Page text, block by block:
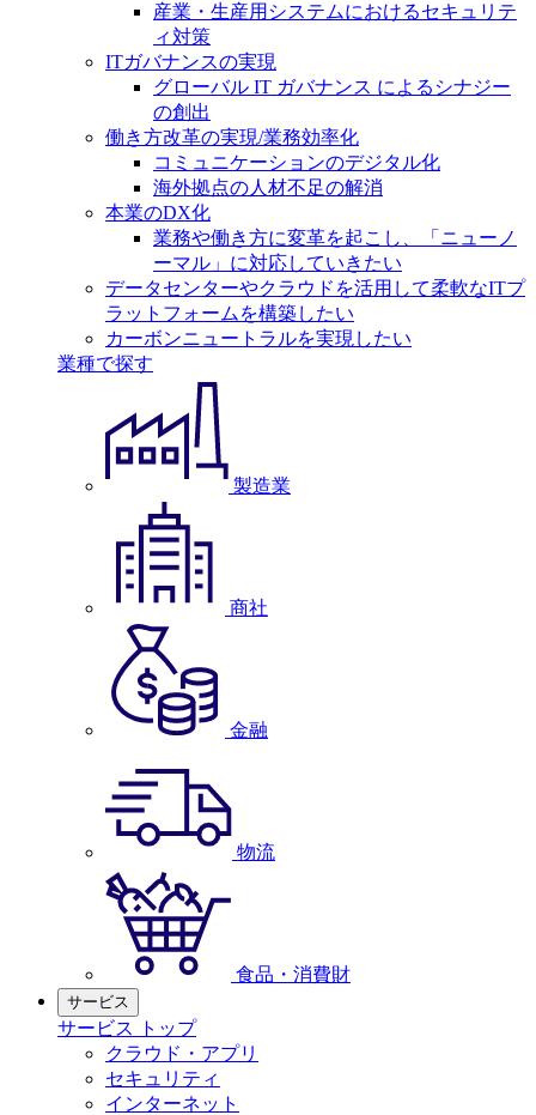
産業・生産用システムにおけるセキュリテ
ィ対策
ITガバナンスの実現
グローバル IT ガバナンス によるシナジー
の創出
働き方改革の実現/業務効率化
コミュニケーションのデジタル化
海外拠点の人材不足の解消
本業のDX化
業務や働き方に変革を起こし、「ニューノ
ーマル」に対応していきたい
データセンターやクラウドを活用して柔軟なITプ
ラットフォームを構築したい
カーボンニュートラルを実現したい
業種で探す
製造業
商社
金融
物流
食品・消費財
サービス
サービス トップ
クラウド・アプリ
セキュリティ
インターネット